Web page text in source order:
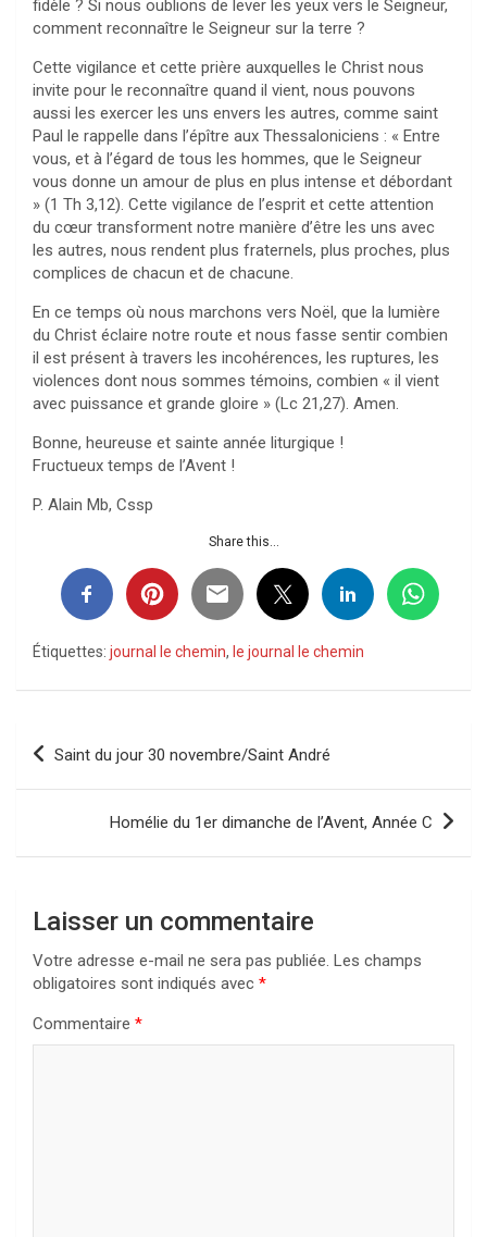
fidèle ? Si nous oublions de lever les yeux vers le Seigneur,
comment reconnaître le Seigneur sur la terre ?
Cette vigilance et cette prière auxquelles le Christ nous
invite pour le reconnaître quand il vient, nous pouvons
aussi les exercer les uns envers les autres, comme saint
Paul le rappelle dans l’épître aux Thessaloniciens : « Entre
vous, et à l’égard de tous les hommes, que le Seigneur
vous donne un amour de plus en plus intense et débordant
» (1 Th 3,12). Cette vigilance de l’esprit et cette attention
du cœur transforment notre manière d’être les uns avec
les autres, nous rendent plus fraternels, plus proches, plus
complices de chacun et de chacune.
En ce temps où nous marchons vers Noël, que la lumière
du Christ éclaire notre route et nous fasse sentir combien
il est présent à travers les incohérences, les ruptures, les
violences dont nous sommes témoins, combien « il vient
avec puissance et grande gloire » (Lc 21,27). Amen.
Bonne, heureuse et sainte année liturgique !
Fructueux temps de l’Avent !
P. Alain Mb, Cssp
Share this...
Étiquettes: journal le chemin, le journal le chemin
Navigation
de
Saint du jour 30 novembre/Saint André
Homélie du 1er dimanche de l’Avent, Année C
Laisser un commentaire
Votre adresse e-mail ne sera pas publiée. Les champs
obligatoires sont indiqués avec *
Commentaire *